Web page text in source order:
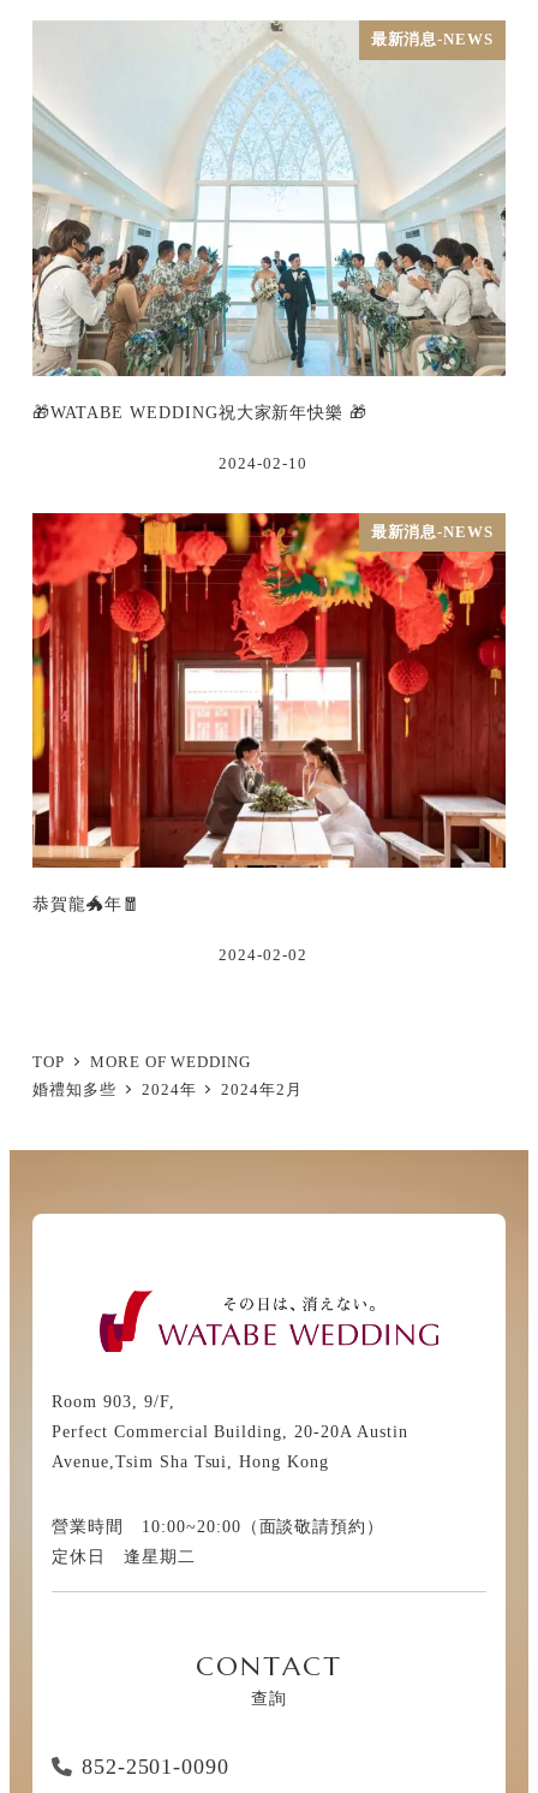
最新消息-NEWS
🎁WATABE WEDDING祝大家新年快樂 🎁
2024-02-10
最新消息-NEWS
恭賀龍🐲年🧧
2024-02-02
TOP
MORE OF WEDDING
婚禮知多些
2024年 2024年2月
Room 903, 9/F,
Perfect Commercial Building, 20-20A Austin
Avenue,Tsim Sha Tsui, Hong Kong
營業時間 10:00~20:00（面談敬請預約）
定休日 逢星期二
CONTACT
查詢
852-2501-0090